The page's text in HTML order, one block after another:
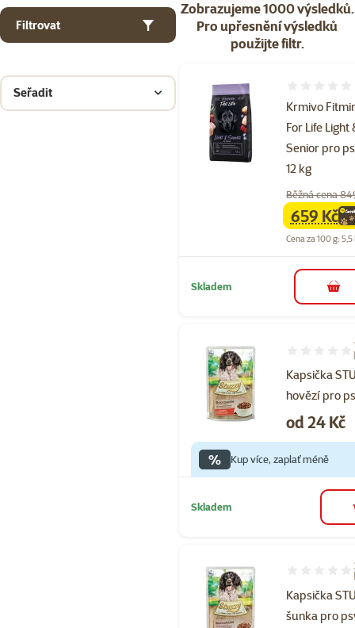
Filtrovat
Zobrazujeme 1000 výsledků.
Pro upřesnění výsledků
použijte filtr.
Seřadit
Krmivo
For Life Light
Senior pro
12 kg
Běžná cena
family
659 Kč
Cena za 100 g: 5,5
Skladem do
Kapsička
hovězí pro
Hodnocení
Cena
od 24 Kč
% Kup více, zaplať méně
Skladem
Kapsička
šunka pro
Hodnocení